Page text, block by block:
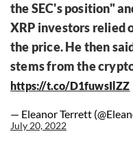
the SEC's position"
XRP investors relied
the price. He then
stems from the
https://t.co/D1fuwsIlZZ
— Eleanor Terrett
July 20, 2022